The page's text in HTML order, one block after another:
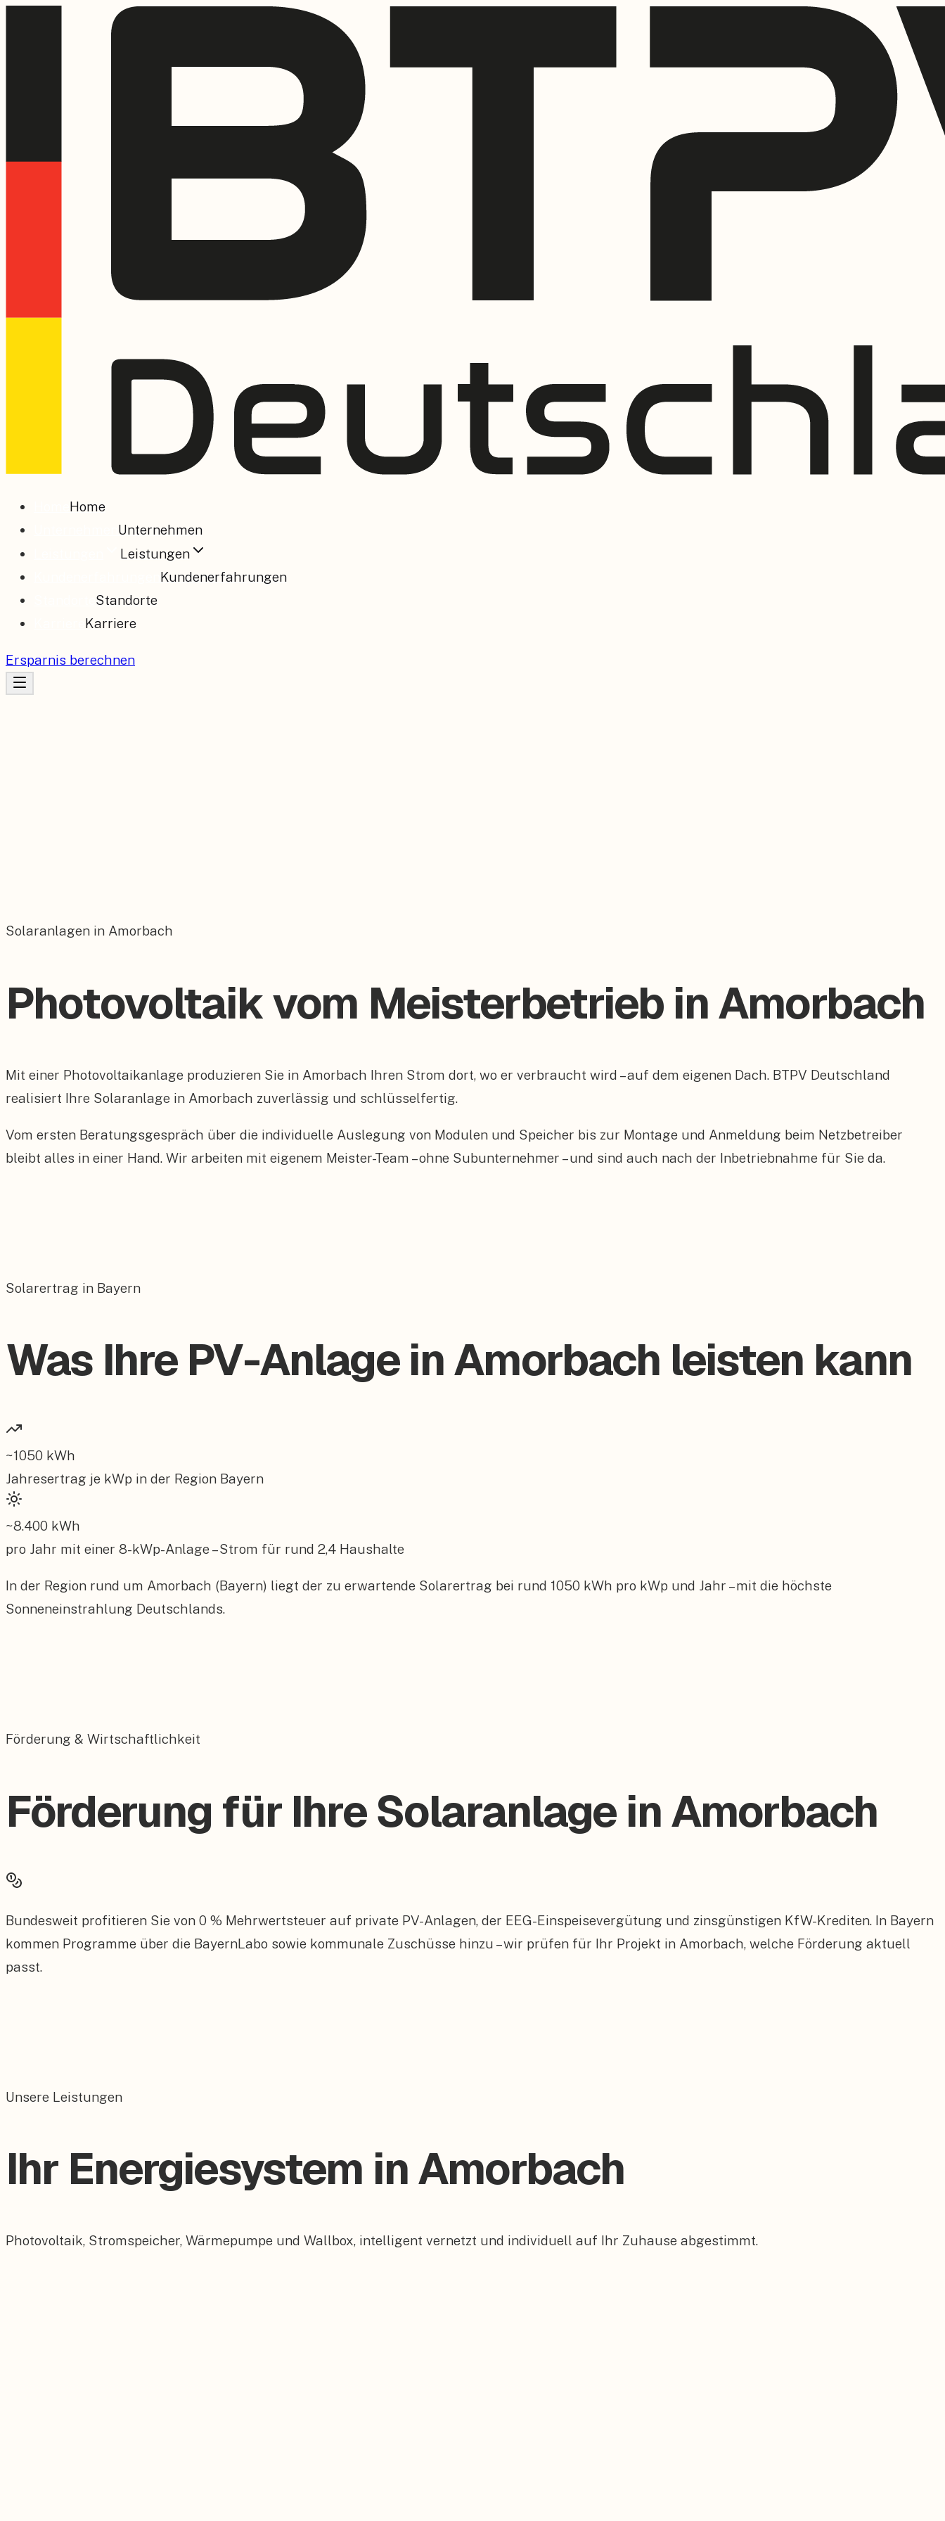
Home
Unternehmen
Leistungen
Kundenerfahrungen
Standorte
Karriere
Ersparnis berechnen
Solaranlagen in Amorbach
Photovoltaik vom Meisterbetrieb in Amorbach
Mit einer Photovoltaikanlage produzieren Sie in Amorbach Ihren Strom dort, wo er verbraucht wird – auf dem eigenen Dach. BTPV Deutschland
realisiert Ihre Solaranlage in Amorbach zuverlässig und schlüsselfertig.
Vom ersten Beratungsgespräch über die individuelle Auslegung von Modulen und Speicher bis zur Montage und Anmeldung beim Netzbetreiber
bleibt alles in einer Hand. Wir arbeiten mit eigenem Meister-Team – ohne Subunternehmer – und sind auch nach der Inbetriebnahme für Sie da.
Solarertrag in Bayern
Was Ihre PV-Anlage in Amorbach leisten kann
~1050 kWh
Jahresertrag je kWp in der Region Bayern
~8.400 kWh
pro Jahr mit einer 8-kWp-Anlage – Strom für rund 2,4 Haushalte
In der Region rund um Amorbach (Bayern) liegt der zu erwartende Solarertrag bei rund 1050 kWh pro kWp und Jahr – mit die höchste
Sonneneinstrahlung Deutschlands.
Förderung & Wirtschaftlichkeit
Förderung für Ihre Solaranlage in Amorbach
Bundesweit profitieren Sie von 0 % Mehrwertsteuer auf private PV-Anlagen, der EEG-Einspeisevergütung und zinsgünstigen KfW-Krediten. In Bayern
kommen Programme über die BayernLabo sowie kommunale Zuschüsse hinzu – wir prüfen für Ihr Projekt in Amorbach, welche Förderung aktuell
passt.
Unsere Leistungen
Ihr Energiesystem in Amorbach
Photovoltaik, Stromspeicher, Wärmepumpe und Wallbox, intelligent vernetzt und individuell auf Ihr Zuhause abgestimmt.